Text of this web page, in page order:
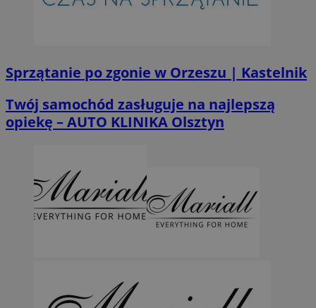
Sprzątanie po zgonie w Orzeszu | Kastelnik
Twój samochód zasługuje na najlepszą
opiekę – AUTO KLINIKA Olsztyn